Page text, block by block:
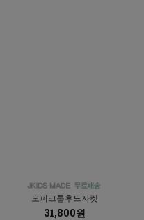
오피크롭후드자켓
31,800원